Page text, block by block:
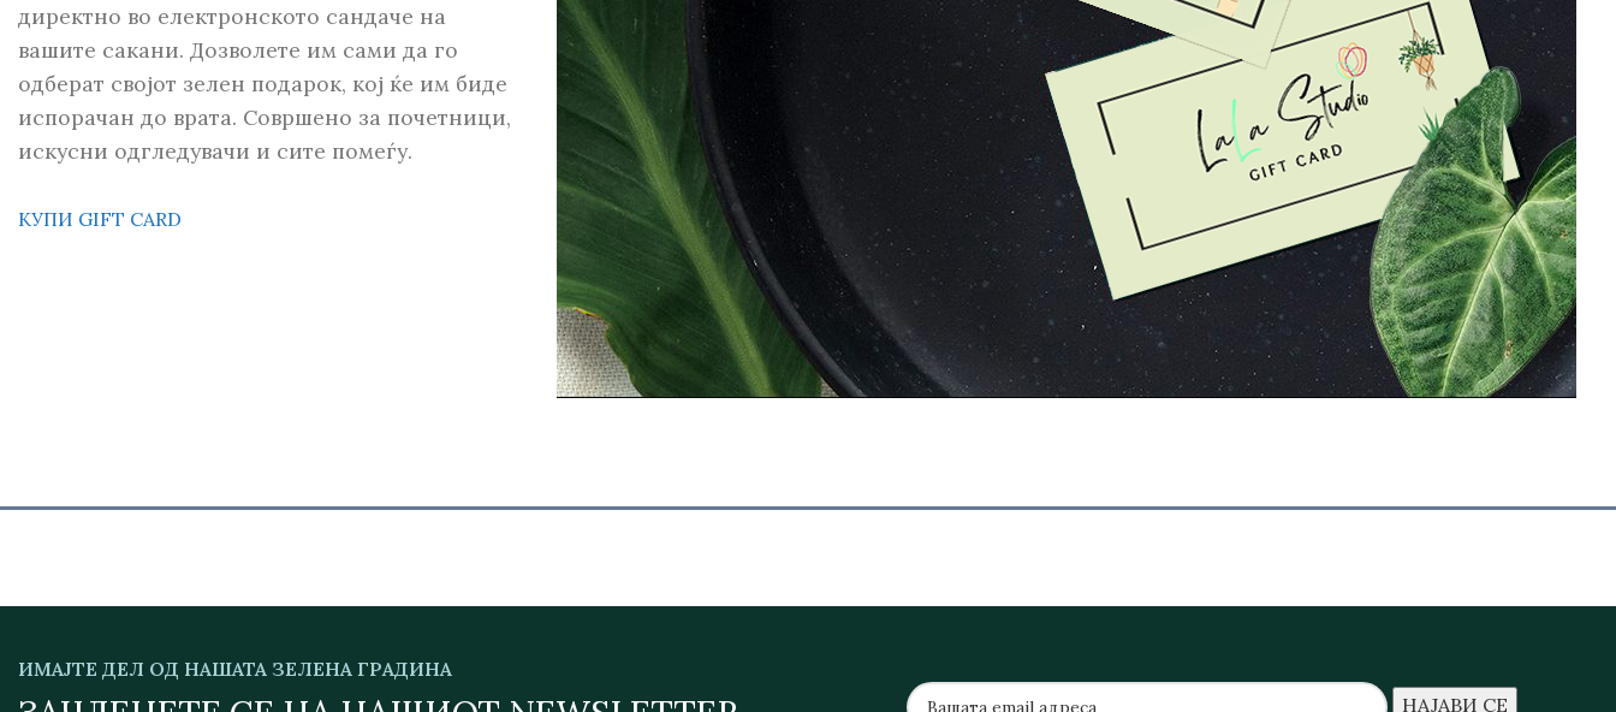
директно во електронското сандаче на
вашите сакани. Дозволете им сами да го
одберат својот зелен подарок, кој ќе им биде
испорачан до врата. Совршено за почетници,
искусни одгледувачи и сите помеѓу.
КУПИ GIFT CARD
ИМАЈТЕ ДЕЛ ОД НАШАТА ЗЕЛЕНА ГРАДИНА